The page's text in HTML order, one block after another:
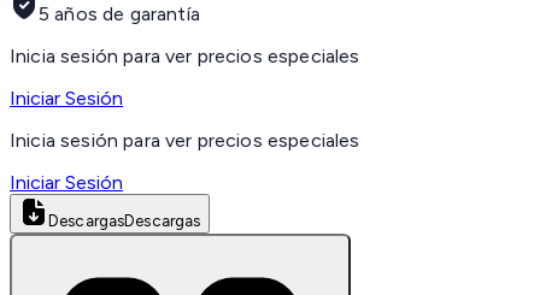
5 años de garantía
Inicia sesión para ver precios especiales
Iniciar Sesión
Inicia sesión para ver precios especiales
Iniciar Sesión
DescargasDescargas